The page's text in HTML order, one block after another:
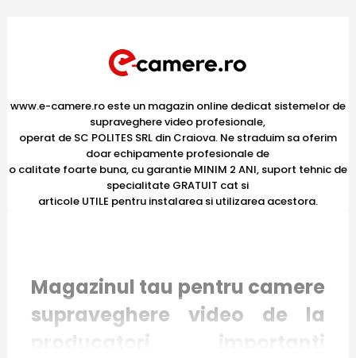
www.e-camere.ro este un magazin online dedicat sistemelor de
supraveghere video profesionale,
operat de SC POLITES SRL din Craiova. Ne straduim sa oferim
doar echipamente profesionale de
o calitate foarte buna, cu garantie MINIM 2 ANI, suport tehnic de
specialitate GRATUIT cat si
articole UTILE pentru instalarea si utilizarea acestora.
Magazinul tau pentru camere
supraveghere video de la
producatori importanti